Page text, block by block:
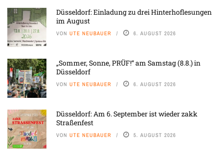
Düsseldorf: Einladung zu drei Hinterhoflesungen
im August
VON UTE NEUBAUER 6. AUGUST 2026
„Sommer, Sonne, PRÜF!“ am Samstag (8.8.) in
Düsseldorf
VON UTE NEUBAUER 6. AUGUST 2026
Düsseldorf: Am 6. September ist wieder zakk
Straßenfest
VON UTE NEUBAUER 5. AUGUST 2026